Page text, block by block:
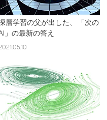
層学習の父が出した、 「次の
」の最新の答え